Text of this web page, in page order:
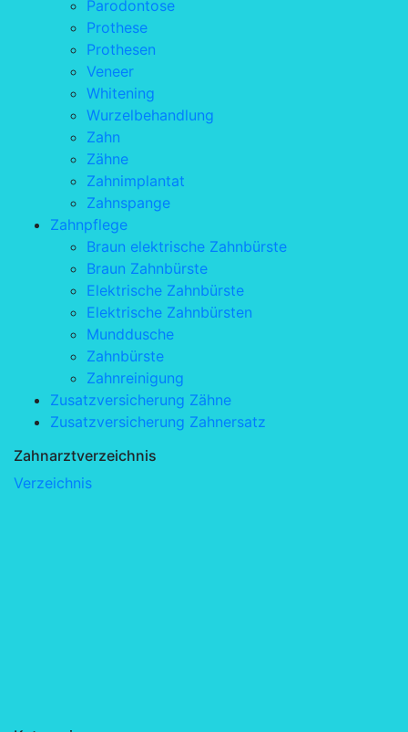
Parodontose
Prothese
Prothesen
Veneer
Whitening
Wurzelbehandlung
Zahn
Zähne
Zahnimplantat
Zahnspange
Zahnpflege
Braun elektrische Zahnbürste
Braun Zahnbürste
Elektrische Zahnbürste
Elektrische Zahnbürsten
Munddusche
Zahnbürste
Zahnreinigung
Zusatzversicherung Zähne
Zusatzversicherung Zahnersatz
Zahnarztverzeichnis
Verzeichnis